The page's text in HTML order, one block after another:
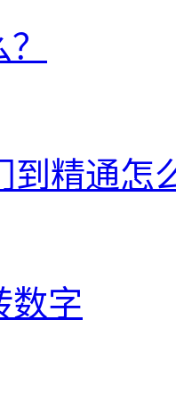
到精通怎
数字